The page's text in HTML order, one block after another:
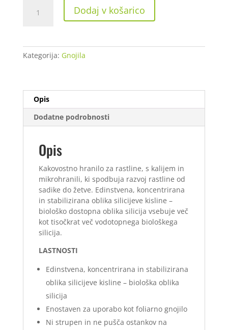
Vitalize
količina
Dodaj v košarico
Kategorija: Gnojila
Opis
Dodatne podrobnosti
Opis
Kakovostno hranilo za rastline, s kalijem in
mikrohranili, ki spodbuja razvoj rastline od
sadike do žetve. Edinstvena, koncentrirana
in stabilizirana oblika silicijeve kisline –
biološko dostopna oblika silicija vsebuje več
kot tisočkrat več vodotopnega biološkega
silicija.
LASTNOSTI
Edinstvena, koncentrirana in stabilizirana
oblika silicijeve kisline – biološka oblika
silicija
Enostaven za uporabo kot foliarno gnojilo
Ni strupen in ne pušča ostankov na